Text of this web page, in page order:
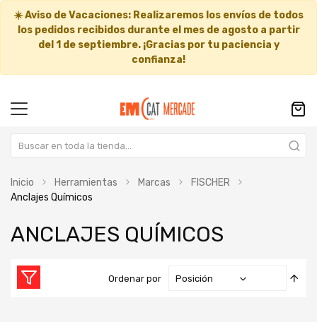
☀️Aviso de Vacaciones: Realizaremos los envíos de todos
los pedidos recibidos durante el mes de agosto a partir
del 1 de septiembre. ¡Gracias por tu paciencia y
confianza!
Inicio Herramientas Marcas
FISCHER
Anclajes Químicos
ANCLAJES QUÍMICOS
Ordenar por